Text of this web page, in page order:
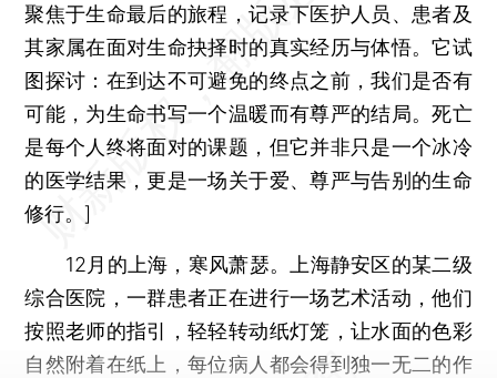
聚焦于生命最后的旅程，记录下医护人员、患者及
其家属在面对生命抉择时的真实经历与体悟。它试
图探讨：在到达不可避免的终点之前，我们是否有
可能，为生命书写一个温暖而有尊严的结局。死亡
是每个人终将面对的课题，但它并非只是一个冰冷
的医学结果，更是一场关于爱、尊严与告别的生命
修行。]
12月的上海，寒风萧瑟。上海静安区的某二级
综合医院，一群患者正在进行一场艺术活动，他们
按照老师的指引，轻轻转动纸灯笼，让水面的色彩
自然附着在纸上，每位病人都会得到独一无二的作